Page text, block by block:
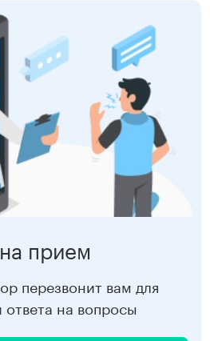
прием
перезвонит вам для
на вопросы